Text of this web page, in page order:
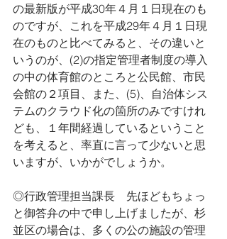
の最新版が平成30年４月１日現在のも
のですが、これを平成29年４月１日現
在のものと比べてみると、その違いと
いうのが、(2)の指定管理者制度の導入
の中の体育館のところと公民館、市民
会館の２項目、また、(5)、自治体シス
テムのクラウド化の箇所のみですけれ
ども、１年間経過しているということ
を考えると、率直に言って少ないと思
いますが、いかがでしょうか。
◎行政管理担当課長　先ほどもちょっ
と御答弁の中で申し上げましたが、杉
並区の場合は、多くの公の施設の管理